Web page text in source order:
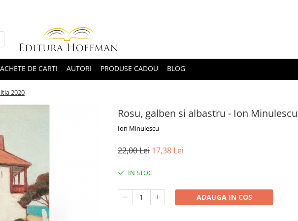
DE CARTI AUTORI PRODUSE CADOU BLOG
2020
Rosu, galben si albastru - Ion
Ion Minulescu
22,00 Lei 17,38 Lei
IN STOC
ADAUGA IN COS